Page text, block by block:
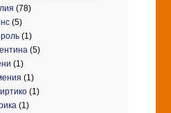
(78)
(5)
(1)
(5)
(1)
(1)
(1)
(1)